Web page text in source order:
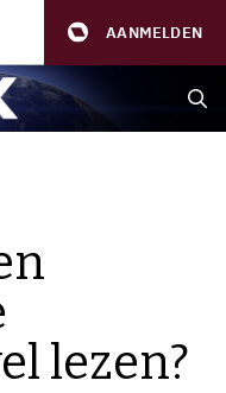
AANMELDEN
lezen?